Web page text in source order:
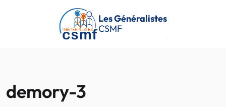
Passer au contenu principal
Les Généralistes
CSMF
demory-3